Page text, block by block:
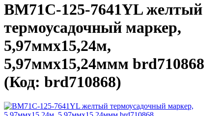
BM71C-125-7641YL желтый
термоусадочный маркер,
5,97ммх15,24м,
5,97ммх15,24ммм brd710868
(Код: brd710868)